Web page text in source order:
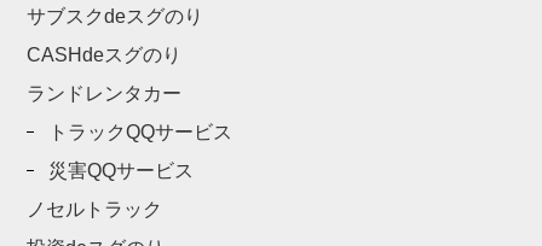
サブスクdeスグのり
CASHdeスグのり
ランドレンタカー
トラックQQサービス
災害QQサービス
ノセルトラック